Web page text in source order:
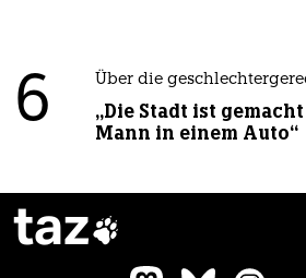
6 Über die
„Die Stadt ist
Mann in einem Auto“
taz